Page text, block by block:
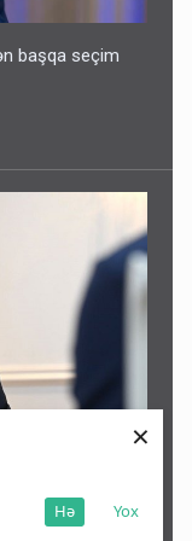
Yox
Hə
×
başqa seçim
dəstəkləyir —